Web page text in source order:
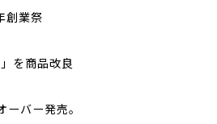
創業祭
を商品改良
ーバー発売。